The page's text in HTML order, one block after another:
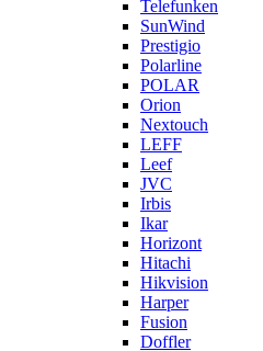
Telefunken
SunWind
Prestigio
Polarline
POLAR
Orion
Nextouch
LEFF
Leef
JVC
Irbis
Ikar
Horizont
Hitachi
Hikvision
Harper
Fusion
Doffler